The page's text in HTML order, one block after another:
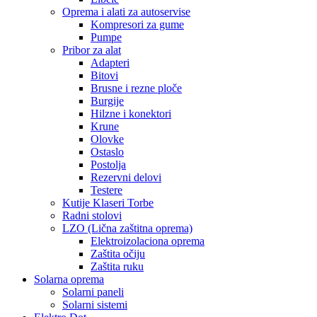
Oprema i alati za autoservise
Kompresori za gume
Pumpe
Pribor za alat
Adapteri
Bitovi
Brusne i rezne ploče
Burgije
Hilzne i konektori
Krune
Olovke
Ostaslo
Postolja
Rezervni delovi
Testere
Kutije Klaseri Torbe
Radni stolovi
LZO (Lična zaštitna oprema)
Elektroizolaciona oprema
Zaštita očiju
Zaštita ruku
Solarna oprema
Solarni paneli
Solarni sistemi